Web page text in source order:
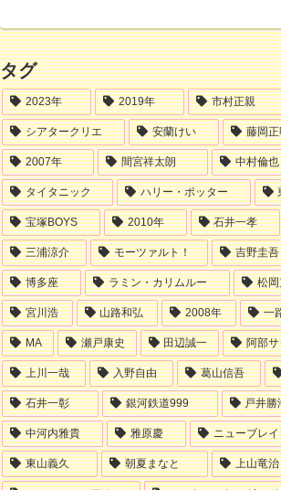
タグ
2023年 2019年 市村正親
シアタークリエ 安蘭けい 藤岡正
2007年 間宮祥太朗 中村倫也
タイタニック ハリー・ポッター
宝塚BOYS 2010年 石井一孝
三浦涼介 モーツァルト！ 吉野圭吾
博多座 ラミン・カリムルー 松岡
宮川浩 山路和弘 2008年 一
MA 瀬戸康史 田辺誠一 阿部
上川一哉 入野自由 葛山信吾
石井一彰 銀河鉄道999 戸井勝
中河内雅貴 雅原慶 ニューブレイ
東山義久 朝夏まなと 上山竜治